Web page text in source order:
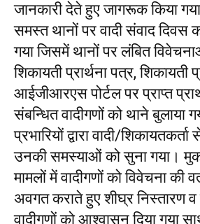
जानकारी देते हुए जागरूक किया
समस्त थानों पर वादी संवाद दिवस
गया जिसमें थानों पर लंबित
शिकायती प्रार्थना पत्र, शिकायती
आईजीआरएस पोर्टल पर प्राप्त
संबन्धित वादीगणों को थाने बुलाया
प्रभारियों द्वारा वादी/
उनकी समस्याओं को सुना गया।
मामलों में वादीगणों को विवेचना की
अवगत कराते हुए शीघ्र निस्तारण व
वादीगणों को आश्वासन दिया गया